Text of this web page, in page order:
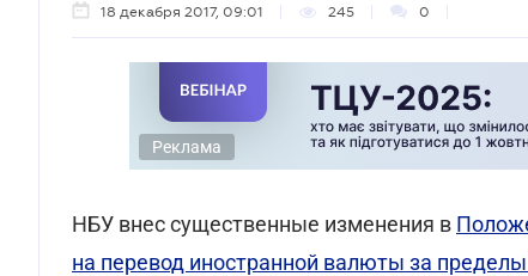
18 декабря 2017, 09:01 245 0
Реклама
НБУ внес существенные изменения в
на перевод иностранной валюты за